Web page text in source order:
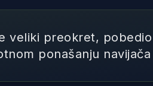
veliki preokret,
ponašanju